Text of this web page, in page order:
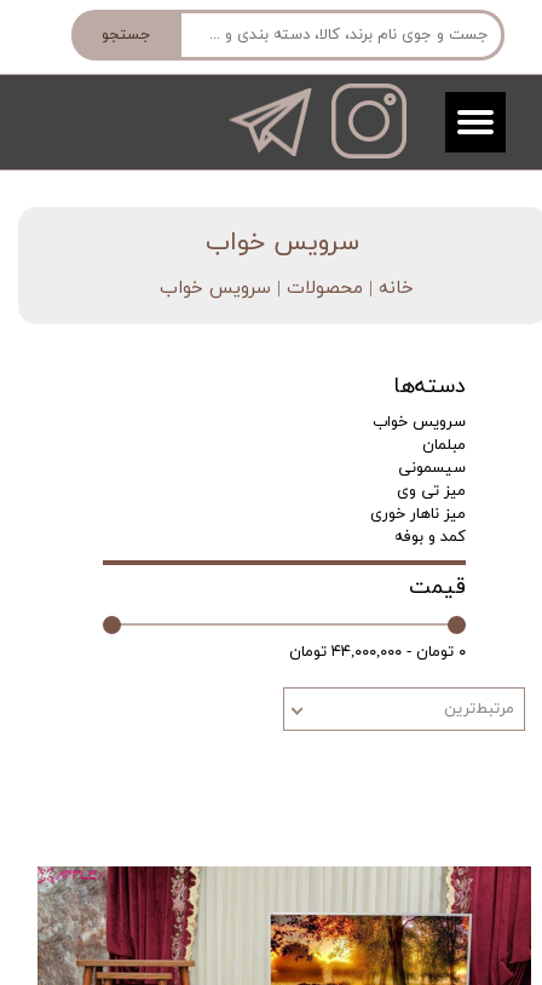
جستجو
خانه | محصولات | سرویس خواب
​سرویس خواب
دسته‌ها
سرویس خواب
مبلمان
سیسمونی
میز تی وی
میز ناهار خوری
کمد و بوفه
قیمت
۰ تومان - ۴۴,۰۰۰,۰۰۰ تومان
مرتبط‌ترین